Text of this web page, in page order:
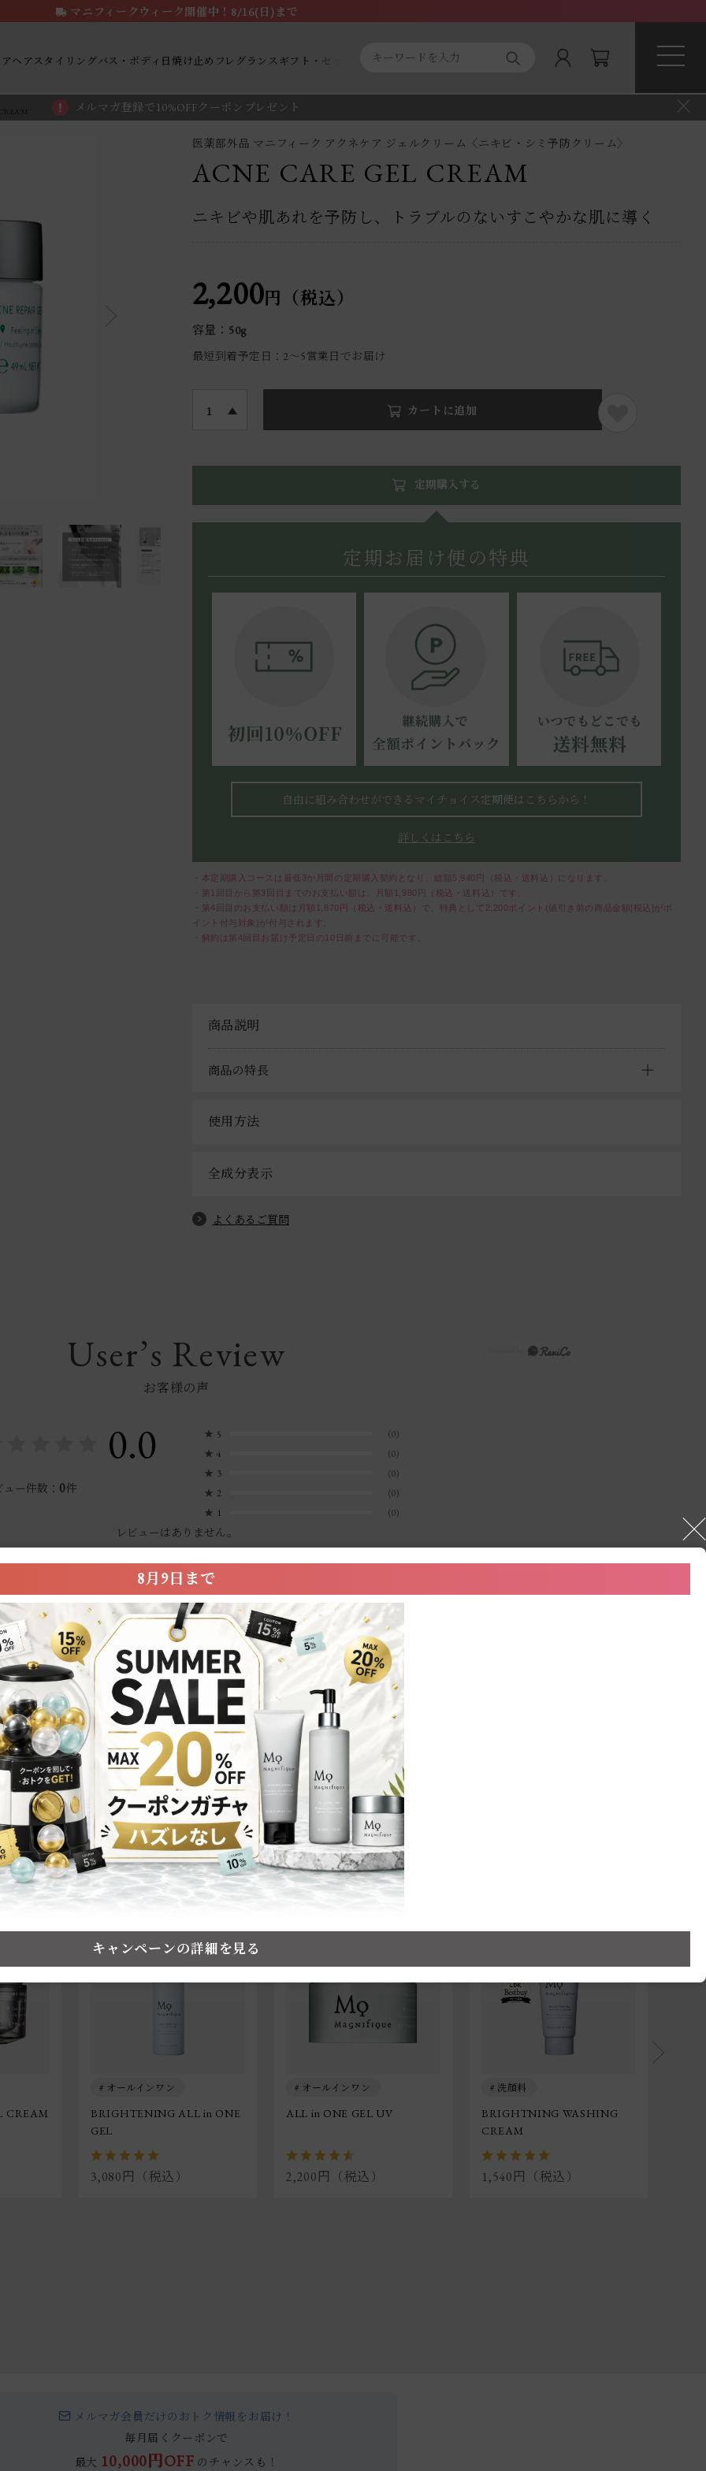
メルマガ登録で10%OFFクーポンプレゼント
マニフィークウィーク開催中！8/16(日)まで
ヘアスタイリングバス・ボディ 日焼け止め フレグランス ギフト・セット商品About magnifique
医薬部外品 マニフィーク アクネケア ジェルクリーム〈ニキビ・シミ予防クリーム〉
ACNE CARE GEL CREAM
ニキビや肌あれを予防し、トラブルのないすこやかな肌に導く
2,200円（税込）
容量：50g
最短到着予定日：2〜5営業日でお届け
1 カートに追加
定期購入する
定期お届け便の特典
自由に組み合わせができるマイチョイス定期便はこちらから！
詳しくはこちら
・本定期購入コースは最低3か月間の定期購入契約となり、総額5,940円（税込・送料込）になります。
・第1回目から第3回目までのお支払い額は、月額1,980円（税込・送料込）です。
・第4回目のお支払い額は月額1,870円（税込・送料込）で、特典として2,200ポイント(値引き前の商品金額[税込]がポ
イント付与対象)が付与されます。
・解約は第4回目お届け予定日の10日前までに可能です。
商品説明
商品の特長
使用方法
全成分表示
よくあるご質問
User’s Review
お客様の声
0.0
ュー件数： 0件
★ 5
(0)
★ 4
(0)
★ 3
(0)
★ 2
(0)
★ 1 (0)
レビューはありません。
レビュー投稿は商品到着後に配信されるレビュー依頼メールより投稿が可能です。
CREAM
オールインワン
BRIGHTENING ALL in ONE
GEL
3,080円（税込）
オールインワン
ALL in ONE GEL UV
2,200円（税込）
洗顔料
BRIGHTNING WASHING
CREAM
1,540円（税込）
メルマガ会員だけのおトク情報をお届け！
毎月届くクーポンで
最大 10,000円OFF のチャンスも！
8月9日まで
キャンペーンの詳細を見る